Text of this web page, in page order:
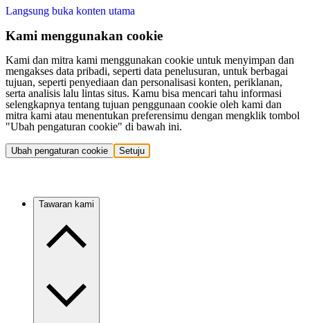
Langsung buka konten utama
Kami menggunakan cookie
Kami dan mitra kami menggunakan cookie untuk menyimpan dan
mengakses data pribadi, seperti data penelusuran, untuk berbagai
tujuan, seperti penyediaan dan personalisasi konten, periklanan,
serta analisis lalu lintas situs. Kamu bisa mencari tahu informasi
selengkapnya tentang tujuan penggunaan cookie oleh kami dan
mitra kami atau menentukan preferensimu dengan mengklik tombol
"Ubah pengaturan cookie" di bawah ini.
Ubah pengaturan cookie Setuju
Tawaran kami